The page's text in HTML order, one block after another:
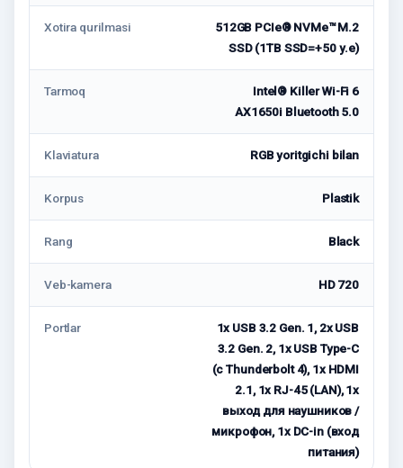
Xotira qurilmasi
512GB PCIe® NVMe™ M.2
SSD (1TB SSD=+50 у.е)
Tarmoq
Intel® Killer Wi-Fi 6
AX1650i Bluetooth 5.0
Klaviatura RGB yoritgichi bilan
Korpus Plastik
Rang Black
Veb-kamera HD 720
Portlar
1x USB 3.2 Gen. 1, 2x USB
3.2 Gen. 2, 1x USB Type-C
(с Thunderbolt 4), 1x HDMI
2.1, 1x RJ-45 (LAN), 1x
выход для наушников /
микрофон, 1x DC-in (вход
питания)